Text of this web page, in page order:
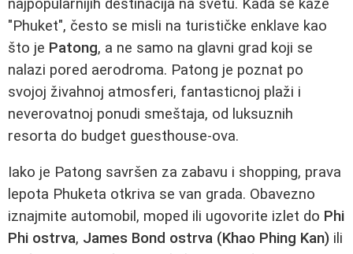
najpopularnijih destinacija na svetu. Kada se kaže
"Phuket", često se misli na turističke enklave kao
što je Patong, a ne samo na glavni grad koji se
nalazi pored aerodroma. Patong je poznat po
svojoj živahnoj atmosferi, fantasticnoj plaži i
neverovatnoj ponudi smeštaja, od luksuznih
resorta do budget guesthouse-ova.
Iako je Patong savršen za zabavu i shopping, prava
lepota Phuketa otkriva se van grada. Obavezno
iznajmite automobil, moped ili ugovorite izlet do Phi
Phi ostrva, James Bond ostrva (Khao Phing Kan) ili